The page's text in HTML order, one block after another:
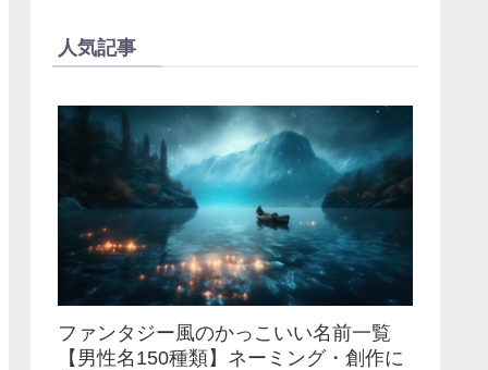
人気記事
ファンタジー風のかっこいい名前一覧
【男性名150種類】ネーミング・創作に